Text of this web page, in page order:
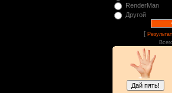
RenderMan
Другой
[